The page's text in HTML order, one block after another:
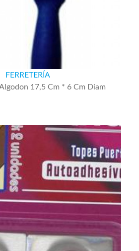
FERRETERÍA
17,5 Cm * 6 Cm Diam